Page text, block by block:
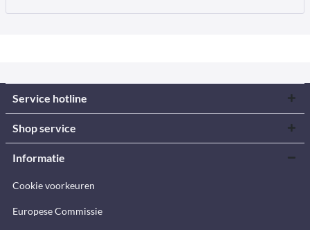
Service hotline
Shop service
Informatie
Cookie voorkeuren
Europese Commissie